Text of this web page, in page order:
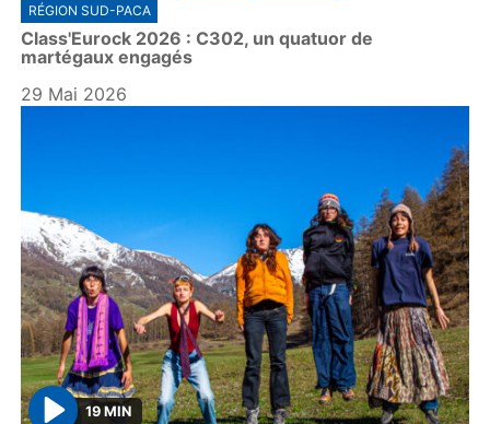
a
y
RÉGION SUD-PACA
Class'Eurock 2026 : C302, un quatuor de
martégaux engagés
29 Mai 2026
19 MIN